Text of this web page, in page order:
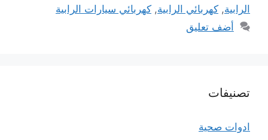
الرابية, كهربائي الرابية, كهربائي سيارات الرابية
أضف تعليق
تصنيفات
ادوات صحية